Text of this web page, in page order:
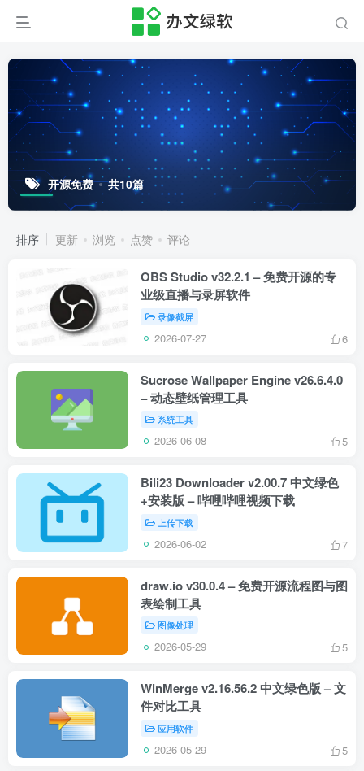
开源免费 共10篇
排序 更新 浏览 点赞 评论
OBS Studio v32.2.1 – 免费开源的专
业级直播与录屏软件
录像截屏
2026-07-27 6
Sucrose Wallpaper Engine v26.6.4.0
– 动态壁纸管理工具
系统工具
2026-06-08 5
Bili23 Downloader v2.00.7 中文绿色
+安装版 – 哔哩哔哩视频下载
上传下载
2026-06-02 7
draw.io v30.0.4 – 免费开源流程图与图
表绘制工具
图像处理
2026-05-29 5
WinMerge v2.16.56.2 中文绿色版 – 文
件对比工具
应用软件
2026-05-29 5